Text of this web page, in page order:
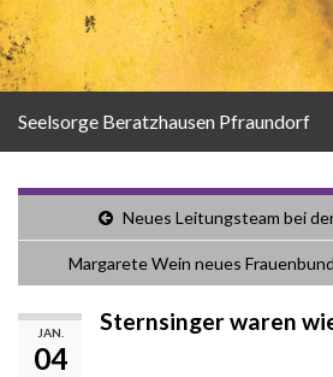
Seelsorge Beratzhausen Pfraundorf
Neues Leitungsteam bei
Margarete Wein neues
JAN.
04
Sternsinger waren